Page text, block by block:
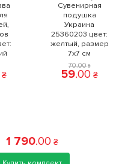
₴
Сувенирная
подушка
Украина
25360203 цвет:
желтый, размер
7x7 см
70.00 ₴
59.00 ₴
1 790.00 ₴